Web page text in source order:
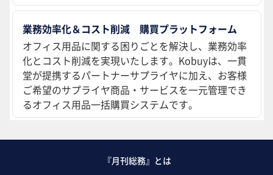
業務効率化＆コスト削減 購買プラットフォーム
オフィス用品に関する困りごとを解決し、業務効率
化とコスト削減を実現いたします。Kobuyは、一貫
堂が提携するパートナーサプライヤに加え、お客様
ご希望のサプライヤ商品・サービスを一元管理でき
るオフィス用品一括購買システムです。
『月刊総務』とは